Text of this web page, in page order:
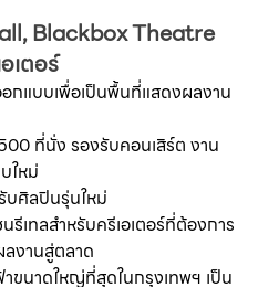
Blackbox Theatre
เตอร์
แบบเพื่อเป็นพื้นที่แสดงผลงาน
ที่นั่ง รองรับคอนเสิร์ต งาน
ใหม่
บศิลปินรุ่นใหม่
นรีเทลสำหรับครีเอเตอร์ที่ต้องการ
งานสู่ตลาด
ขนาดใหญ่ที่สุดในกรุงเทพฯ เป็น